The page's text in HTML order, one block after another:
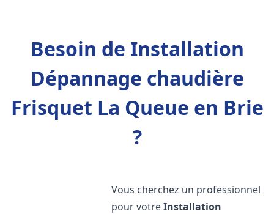
Besoin de Installation
Dépannage chaudière
Frisquet La Queue en Brie
?
Vous cherchez un professionnel
pour votreInstallation